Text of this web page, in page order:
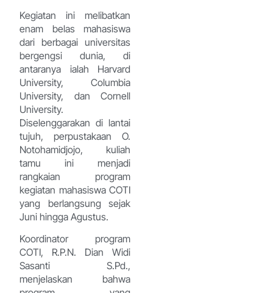
Kegiatan ini melibatkan
enam belas mahasiswa
dari berbagai universitas
bergengsi dunia, di
antaranya ialah Harvard
University, Columbia
University, dan Cornell
University.
Diselenggarakan di lantai
tujuh, perpustakaan O.
Notohamidjojo, kuliah
tamu ini menjadi
rangkaian program
kegiatan mahasiswa COTI
yang berlangsung sejak
Juni hingga Agustus.
Koordinator program
COTI, R.P.N. Dian Widi
Sasanti S.Pd.,
menjelaskan bahwa